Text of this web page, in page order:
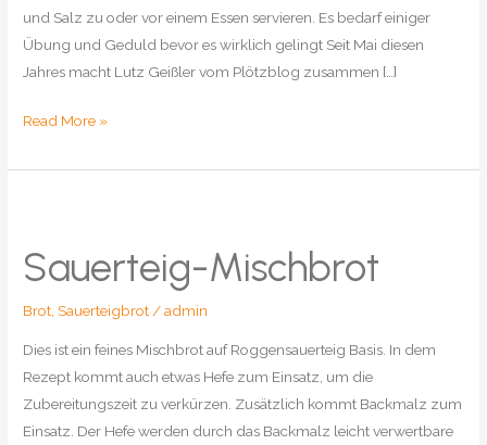
und Salz zu oder vor einem Essen servieren. Es bedarf einiger
Übung und Geduld bevor es wirklich gelingt Seit Mai diesen
Jahres macht Lutz Geißler vom Plötzblog zusammen […]
San
Sourdough
Read More »
Sauerteig-Mischbrot
Brot ,Sauerteigbrot /admin
Dies ist ein feines Mischbrot auf Roggensauerteig Basis. In dem
Rezept kommt auch etwas Hefe zum Einsatz, um die
Zubereitungszeit zu verkürzen. Zusätzlich kommt Backmalz zum
Einsatz. Der Hefe werden durch das Backmalz leicht verwertbare